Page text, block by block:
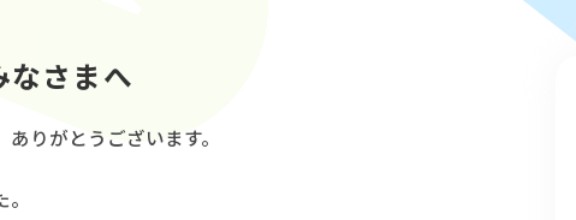
なさまへ
りがとうございます。